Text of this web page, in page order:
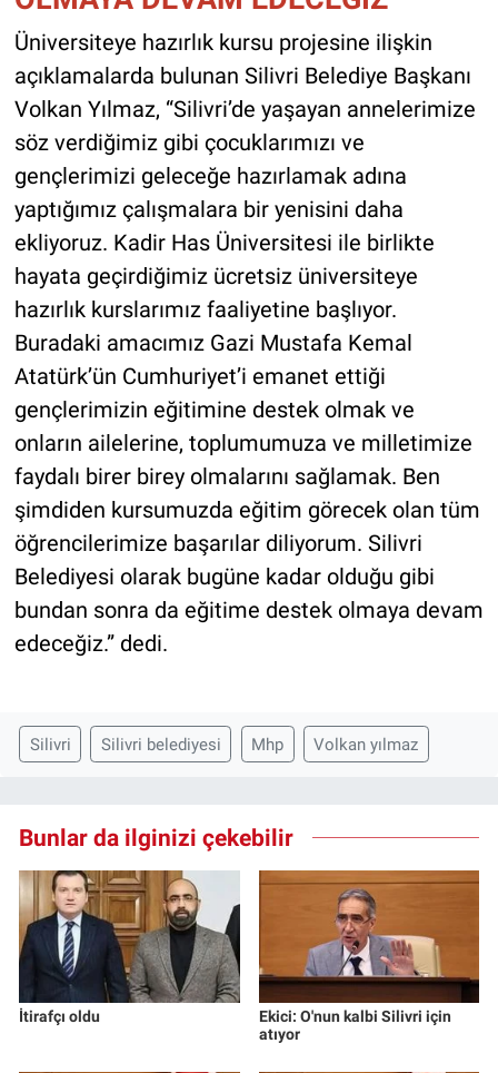
Üniversiteye hazırlık kursu projesine ilişkin
açıklamalarda bulunan Silivri Belediye Başkanı
Volkan Yılmaz, “Silivri’de yaşayan annelerimize
söz verdiğimiz gibi çocuklarımızı ve
gençlerimizi geleceğe hazırlamak adına
yaptığımız çalışmalara bir yenisini daha
ekliyoruz. Kadir Has Üniversitesi ile birlikte
hayata geçirdiğimiz ücretsiz üniversiteye
hazırlık kurslarımız faaliyetine başlıyor.
Buradaki amacımız Gazi Mustafa Kemal
Atatürk’ün Cumhuriyet’i emanet ettiği
gençlerimizin eğitimine destek olmak ve
onların ailelerine, toplumumuza ve milletimize
faydalı birer birey olmalarını sağlamak. Ben
şimdiden kursumuzda eğitim görecek olan tüm
öğrencilerimize başarılar diliyorum. Silivri
Belediyesi olarak bugüne kadar olduğu gibi
bundan sonra da eğitime destek olmaya devam
edeceğiz.” dedi.
Silivri Silivri belediyesi Mhp Volkan yılmaz
Bunlar da ilginizi çekebilir
İtirafçı oldu
Ekici: O'nun kalbi Silivri için
atıyor